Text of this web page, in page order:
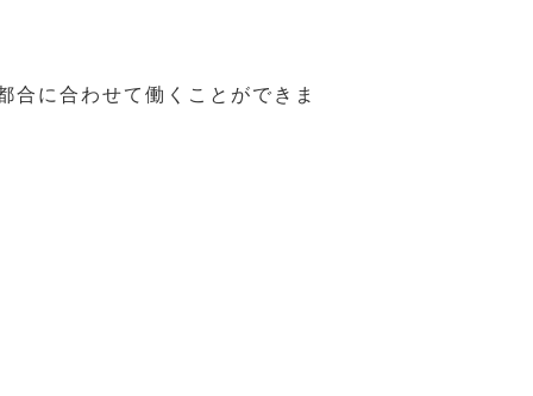
合に合わせて働くことができま